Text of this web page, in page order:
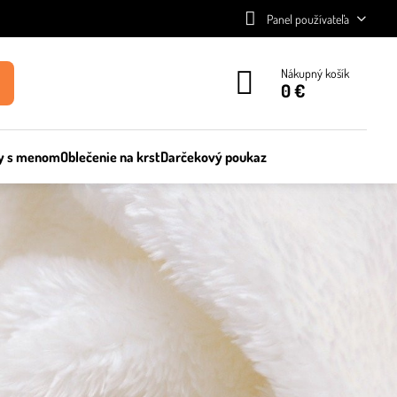
Panel používateľa
Nákupný košík
0 €
s menomOblečenie na krstDarčekový poukaz